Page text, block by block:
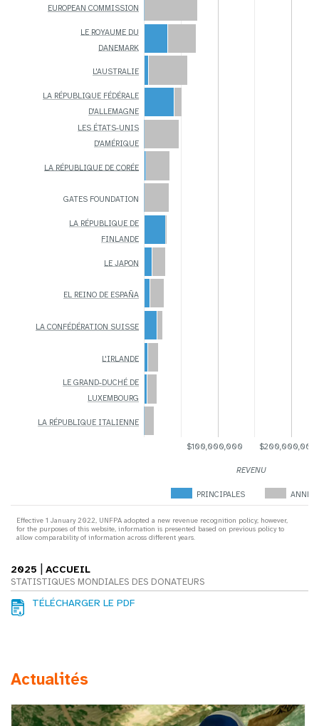
PRINCIPALES
$100,000,000 $200,000,000
EUROPEAN COMMISSION
LE ROYAUME DU
DANEMARK
L'AUSTRALIE
LA RÉPUBLIQUE FÉDÉRALE
D'ALLEMAGNE
LES ÉTATS-UNIS
D'AMÉRIQUE
LA RÉPUBLIQUE DE CORÉE
GATES FOUNDATION
LA RÉPUBLIQUE DE
FINLANDE
LE JAPON
EL REINO DE ESPAÑA
LA CONFÉDÉRATION SUISSE
L'IRLANDE
LE GRAND-DUCHÉ DE
LUXEMBOURG
LA RÉPUBLIQUE ITALIENNE
REVENU
Effective 1 January 2022, UNFPA adopted a new revenue recognition policy; however,
for the purposes of this website, information is presented based on previous policy to
allow comparability of information across different years.
2025 ACCUEIL
STATISTIQUES MONDIALES DES DONATEURS
TÉLÉCHARGER LE PDF
Actualités